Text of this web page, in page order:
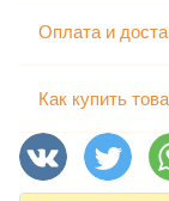
Оплата и
Как купить